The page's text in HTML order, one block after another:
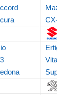
truck